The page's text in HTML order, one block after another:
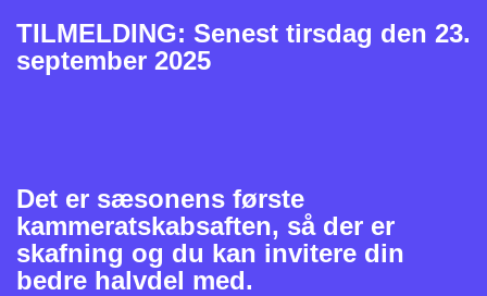
TILMELDING: Senest tirsdag den 23.
september 2025
Det er sæsonens første
kammeratskabsaften, så der er
skafning og du kan invitere din
bedre halvdel med.